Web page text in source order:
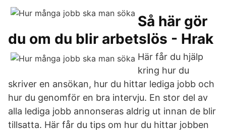
Så här gör
du om du blir arbetslös - Hrak
Här får du hjälp
kring hur du
skriver en ansökan, hur du hittar lediga jobb och
hur du genomför en bra intervju. En stor del av
alla lediga jobb annonseras aldrig ut innan de blir
tillsatta. Här får du tips om hur du hittar jobben